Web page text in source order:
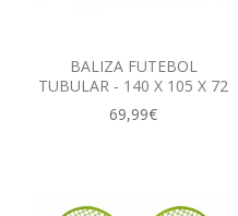
BALIZA FUTEBOL
TUBULAR - 140 X 105 X 72
69,99€